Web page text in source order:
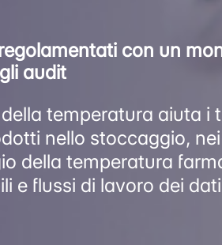
con un
audit
temperatura aiuta i
nello stoccaggio,
della temperatura
e flussi di lavoro dei